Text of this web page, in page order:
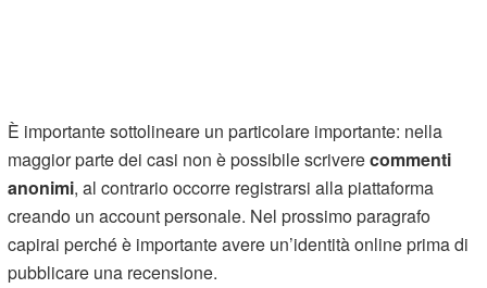
È importante sottolineare un particolare importante: nella
maggior parte dei casi non è possibile scriverecommenti
anonimi, al contrario occorre registrarsi alla piattaforma
creando un account personale. Nel prossimo paragrafo
capirai perché è importante avere un’identità online prima di
pubblicare una recensione.